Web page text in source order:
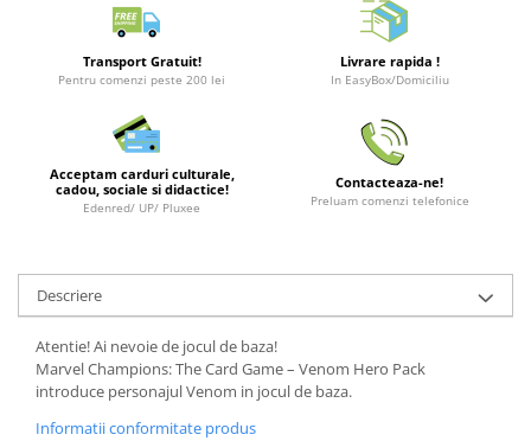
Studio Ghibli/My Neighbor
Carnetele
Dragon Ball
One Piece
Lord of The Rings
Naruto Shippuden
Sailor Moon
Harry Potter
Transport Gratuit!
Pentru comenzi peste 200 lei
Livrare rapida !
In EasyBox/Domiciliu
Acceptam carduri culturale,
cadou, sociale si didactice!
Edenred/ UP/ Pluxee
Contacteaza-ne!
Preluam comenzi telefonice
Descriere
Atentie! Ai nevoie de jocul de baza!
Marvel Champions: The Card Game – Venom Hero Pack
introduce personajul Venom in jocul de baza.
Informatii conformitate produs